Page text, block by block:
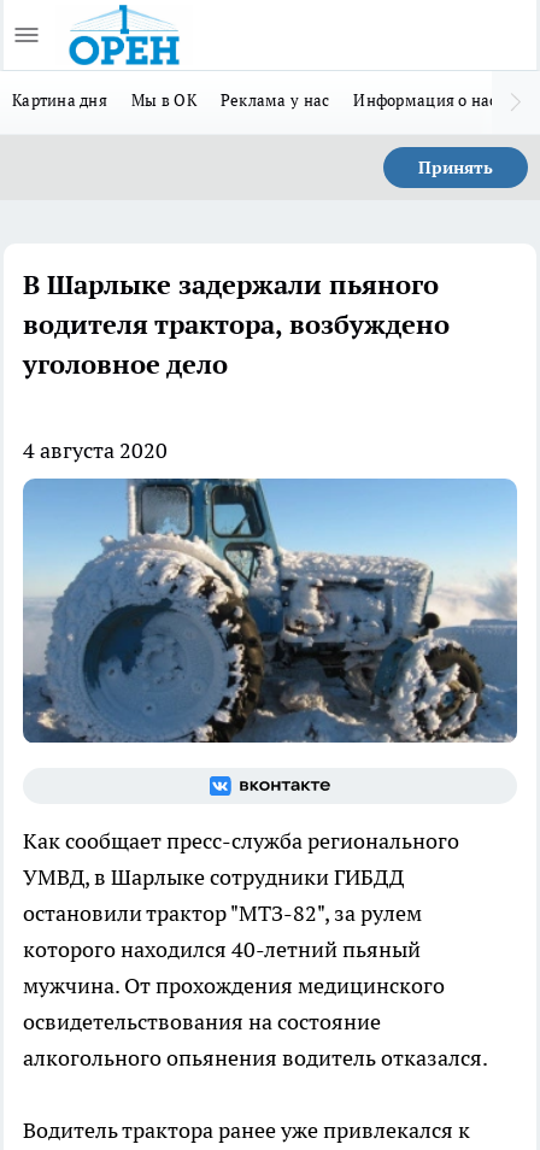
Картина дня Мы в ОК Реклама у нас Информация о нас
Принять
В Шарлыке задержали пьяного
водителя трактора, возбуждено
уголовное дело
4 августа 2020
Как сообщает пресс-служба регионального
УМВД, в Шарлыке сотрудники ГИБДД
остановили трактор "МТЗ-82", за рулем
которого находился 40-летний пьяный
мужчина. От прохождения медицинского
освидетельствования на состояние
алкогольного опьянения водитель отказался.
Водитель трактора ранее уже привлекался к